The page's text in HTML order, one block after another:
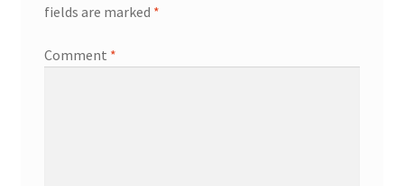
fields are marked *
Comment *